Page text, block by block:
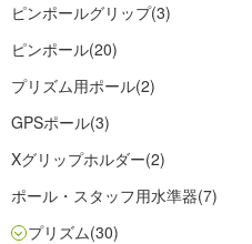
ピンポールグリップ(3)
ピンポール(20)
プリズム用ポール(2)
GPSポール(3)
Xグリップホルダー(2)
ポール・スタッフ用水準器(7)
プリズム(30)